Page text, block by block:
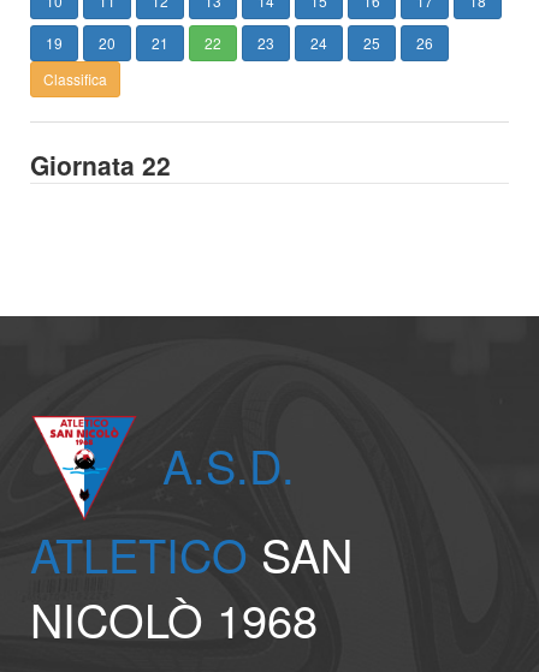
19 20 21 22 23 24 25
26
Classifica
Giornata 22
A.S.D.
ATLETICO SAN
NICOLÒ 1968